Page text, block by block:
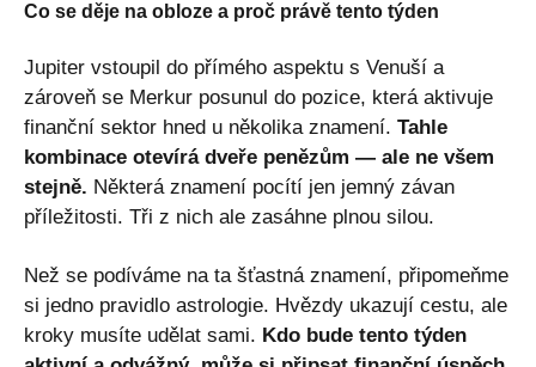
Co se děje na obloze a proč právě tento týden
Jupiter vstoupil do přímého aspektu s Venuší a
zároveň se Merkur posunul do pozice, která aktivuje
finanční sektor hned u několika znamení. Tahle
kombinace otevírá dveře penězům — ale ne všem
stejně. Některá znamení pocítí jen jemný závan
příležitosti. Tři z nich ale zasáhne plnou silou.
Než se podíváme na ta šťastná znamení, připomeňme
si jedno pravidlo astrologie. Hvězdy ukazují cestu, ale
kroky musíte udělat sami. Kdo bude tento týden